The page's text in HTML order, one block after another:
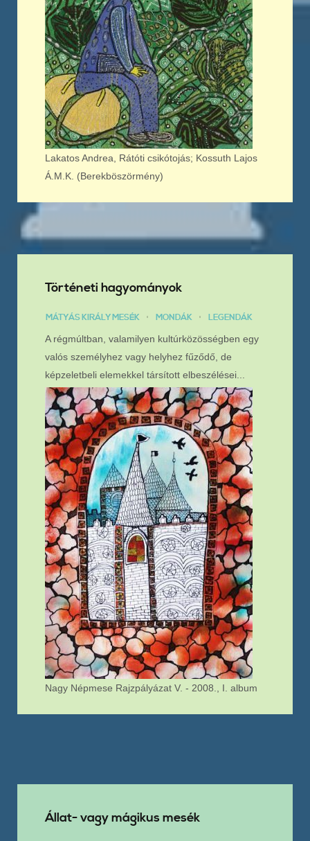
Lakatos Andrea, Rátóti csikótojás; Kossuth Lajos
Á.M.K. (Berekböszörmény)
Történeti hagyományok
MÁTYÁS KIRÁLY MESÉK MONDÁK LEGENDÁK
A régmúltban, valamilyen kultúrközösségben egy
valós személyhez vagy helyhez fűződő, de
képzeletbeli elemekkel társított elbeszélései...
Nagy Népmese Rajzpályázat V. - 2008., I. album
Állat- vagy mágikus mesék